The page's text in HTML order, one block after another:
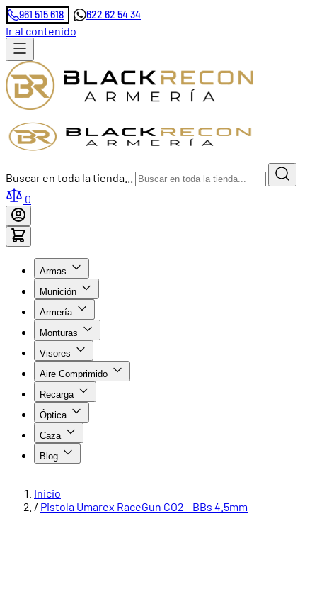
961 515 618 622 62 54 34
Ir al contenido
Buscar en toda la tienda...
0
Armas
Munición
Armería
Monturas
Visores
Aire Comprimido
Recarga
Óptica
Caza
Blog
Inicio
/ Pistola Umarex RaceGun CO2 - BBs 4.5mm